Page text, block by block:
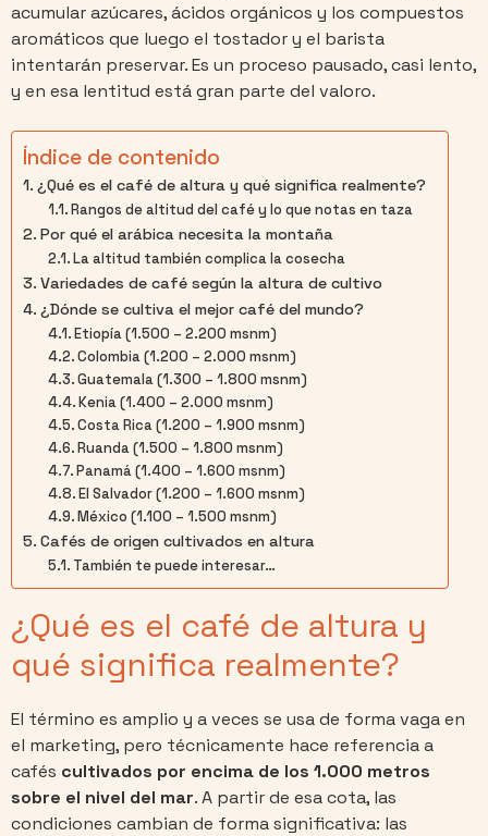
acumular azúcares, ácidos orgánicos y los compuestos
aromáticos que luego el tostador y el barista
intentarán preservar. Es un proceso pausado, casi lento,
y en esa lentitud está gran parte del valoro.
Índice de contenido
¿Qué es el café de altura y qué significa realmente?
Rangos de altitud del café y lo que notas en taza
Por qué el arábica necesita la montaña
La altitud también complica la cosecha
Variedades de café según la altura de cultivo
¿Dónde se cultiva el mejor café del mundo?
Etiopía (1.500 – 2.200 msnm)
Colombia (1.200 – 2.000 msnm)
Guatemala (1.300 – 1.800 msnm)
Kenia (1.400 – 2.000 msnm)
Costa Rica (1.200 – 1.900 msnm)
Ruanda (1.500 – 1.800 msnm)
Panamá (1.400 – 1.600 msnm)
El Salvador (1.200 – 1.600 msnm)
México (1.100 – 1.500 msnm)
Cafés de origen cultivados en altura
También te puede interesar…
¿Qué es el café de altura y
qué significa realmente?
El término es amplio y a veces se usa de forma vaga en
el marketing, pero técnicamente hace referencia a
cafés cultivados por encima de los 1.000 metros
sobre el nivel del mar. A partir de esa cota, las
condiciones cambian de forma significativa: las